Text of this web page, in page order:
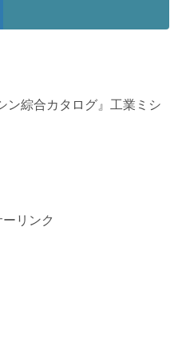
ン綜合カタログ』工業ミシ
リンク